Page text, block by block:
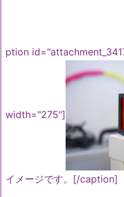
ption
width="275"]
イメージです。[/caption]